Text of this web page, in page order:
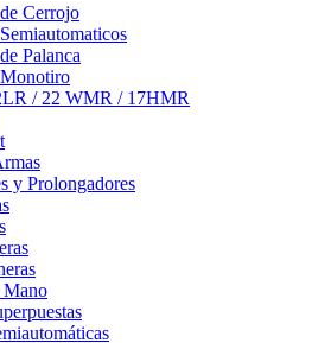
Cerrojo
Palanca
/ 22 WMR / 17HMR
y Prolongadores
Mano